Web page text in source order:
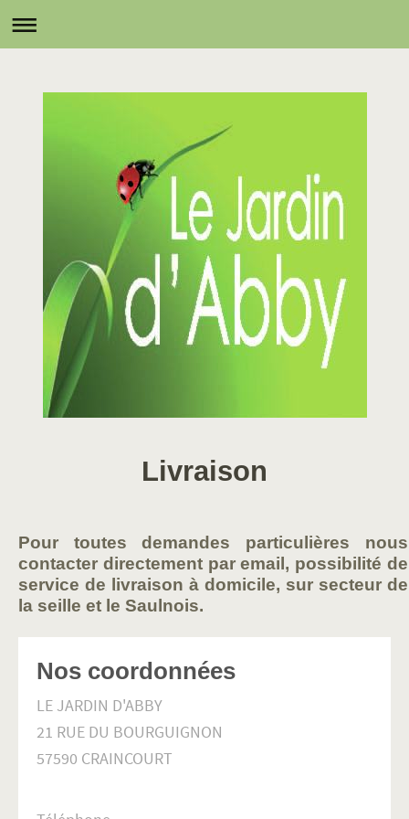
Livraison
Pour toutes demandes particulières nous
contacter directement par email, possibilité de
service de livraison à domicile, sur secteur de
la seille et le Saulnois.
Nos coordonnées
LE JARDIN D'ABBY
21 RUE DU BOURGUIGNON
57590 CRAINCOURT